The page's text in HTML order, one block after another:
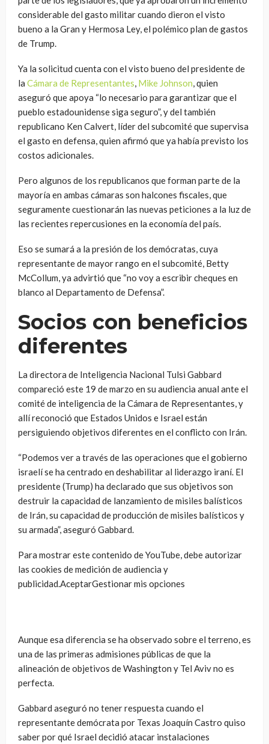
considerable del gasto militar cuando dieron el visto
bueno a la Gran y Hermosa Ley, el polémico plan de gastos
de Trump.
Ya la solicitud cuenta con el visto bueno del presidente de
la Cámara de Representantes, Mike Johnson, quien
aseguró que apoya “lo necesario para garantizar que el
pueblo estadounidense siga seguro”, y del también
republicano Ken Calvert, líder del subcomité que supervisa
el gasto en defensa, quien afirmó que ya había previsto los
costos adicionales.
Pero algunos de los republicanos que forman parte de la
mayoría en ambas cámaras son halcones fiscales, que
seguramente cuestionarán las nuevas peticiones a la luz de
las recientes repercusiones en la economía del país.
Eso se sumará a la presión de los demócratas, cuya
representante de mayor rango en el subcomité, Betty
McCollum, ya advirtió que “no voy a escribir cheques en
blanco al Departamento de Defensa”.
Socios con beneficios
diferentes
La directora de Inteligencia Nacional Tulsi Gabbard
compareció este 19 de marzo en su audiencia anual ante el
comité de inteligencia de la Cámara de Representantes, y
allí reconoció que Estados Unidos e Israel están
persiguiendo objetivos diferentes en el conflicto con Irán.
“Podemos ver a través de las operaciones que el gobierno
israelí se ha centrado en deshabilitar al liderazgo iraní. El
presidente (Trump) ha declarado que sus objetivos son
destruir la capacidad de lanzamiento de misiles balísticos
de Irán, su capacidad de producción de misiles balísticos y
su armada”, aseguró Gabbard.
Para mostrar este contenido de YouTube, debe autorizar
las cookies de medición de audiencia y
publicidad.AceptarGestionar mis opciones
Aunque esa diferencia se ha observado sobre el terreno, es
una de las primeras admisiones públicas de que la
alineación de objetivos de Washington y Tel Aviv no es
perfecta.
Gabbard aseguró no tener respuesta cuando el
representante demócrata por Texas Joaquín Castro quiso
saber por qué Israel decidió atacar instalaciones